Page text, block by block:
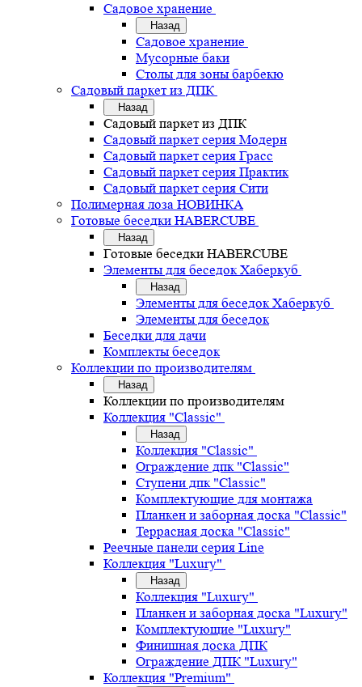
Садовое хранение
Назад
Садовое хранение
Мусорные баки
Столы для зоны барбекю
Садовый паркет из ДПК
Назад
Садовый паркет из ДПК
Садовый паркет серия Mодерн
Садовый паркет серия Грасс
Садовый паркет серия Практик
Садовый паркет серия Сити
Полимерная лоза НОВИНКА
Готовые беседки HABERCUBE
Назад
Готовые беседки HABERCUBE
Элементы для беседок Хаберкуб
Назад
Элементы для беседок Хаберкуб
Элементы для беседок
Беседки для дачи
Комплекты беседок
Коллекции по производителям
Назад
Коллекции по производителям
Коллекция "Classic"
Назад
Коллекция "Classic"
Ограждение дпк "Classic"
Ступени дпк "Classic"
Комплектующие для монтажа
Планкен и заборная доска "Classic"
Террасная доска "Classic"
Реечные панели серия Line
Коллекция "Luxury"
Назад
Коллекция "Luxury"
Планкен и заборная доска "Luxury"
Комплектующие "Luxury"
Финишная доска ДПК
Ограждение ДПК "Luxury"
Коллекция "Premium"